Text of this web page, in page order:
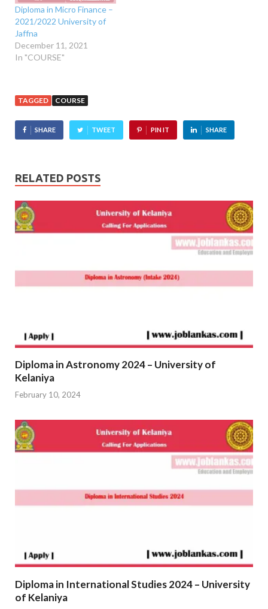
Diploma in Micro Finance –
2021/2022 University of
Jaffna
December 11, 2021
In "COURSE"
TAGGED COURSE
SHARE TWEET PIN IT SHARE
RELATED POSTS
Diploma in Astronomy 2024 – University of
Kelaniya
February 10, 2024
Diploma in International Studies 2024 – University
of Kelaniya